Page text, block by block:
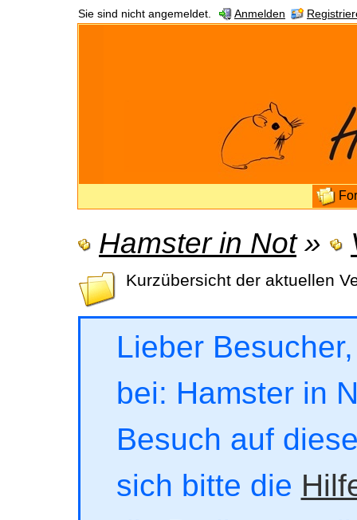
Sie sind nicht angemeldet. Anmelden
Hamster in Not»
Kurzübersicht der aktuellen
Lieber
bei: Hamster in
Besuch auf
sich bitte die